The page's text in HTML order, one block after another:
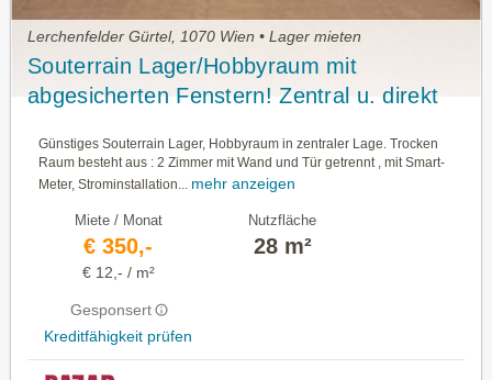
Lerchenfelder Gürtel, 1070 Wien • Lager mieten
Souterrain Lager/Hobbyraum mit
abgesicherten Fenstern! Zentral u. direkt
Günstiges Souterrain Lager, Hobbyraum in zentraler Lage. Trocken
Raum besteht aus : 2 Zimmer mit Wand und Tür getrennt , mit Smart-
Meter, Strominstallation... mehr anzeigen
Miete / Monat
€ 350,-
€ 12,- / m²
Gesponsert
Kreditfähigkeit prüfen
Nutzfläche
28 m²